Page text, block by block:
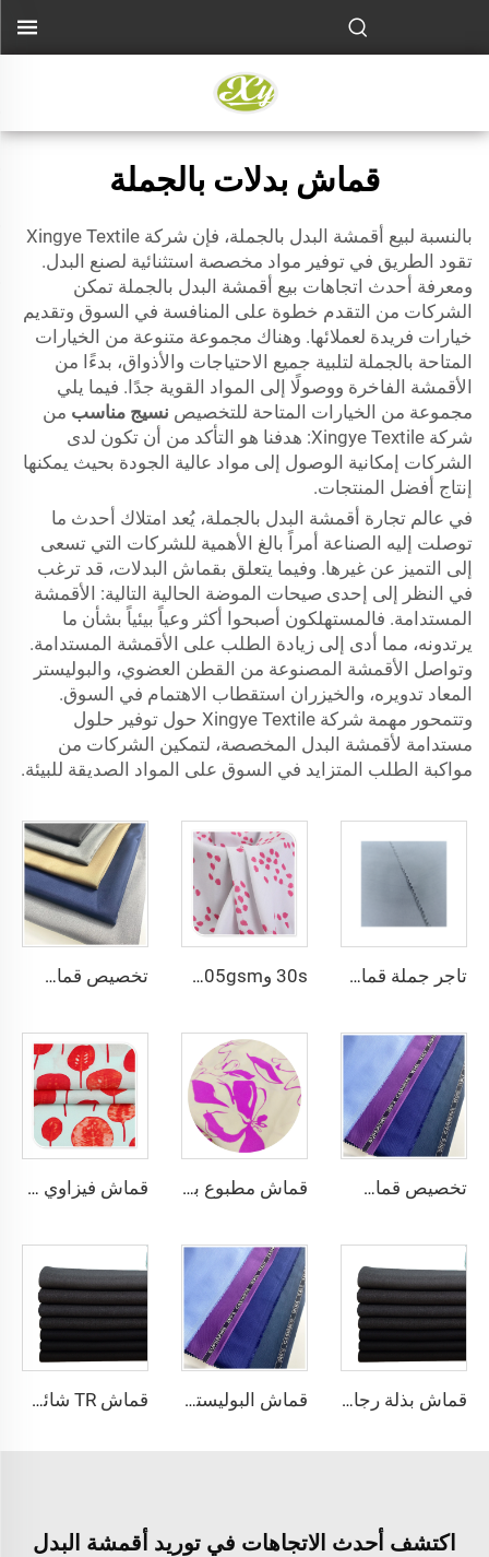
قماش بدلات بالجملة
بالنسبة لبيع أقمشة البدل بالجملة، فإن شركة Xingye Textile
تقود الطريق في توفير مواد مخصصة استثنائية لصنع البدل.
ومعرفة أحدث اتجاهات بيع أقمشة البدل بالجملة تمكن
الشركات من التقدم خطوة على المنافسة في السوق وتقديم
خيارات فريدة لعملائها. وهناك مجموعة متنوعة من الخيارات
المتاحة بالجملة لتلبية جميع الاحتياجات والأذواق، بدءًا من
الأقمشة الفاخرة ووصولًا إلى المواد القوية جدًا. فيما يلي
مجموعة من الخيارات المتاحة للتخصيص نسيج مناسب من
شركة Xingye Textile: هدفنا هو التأكد من أن تكون لدى
الشركات إمكانية الوصول إلى مواد عالية الجودة بحيث يمكنها
إنتاج أفضل المنتجات.
في عالم تجارة أقمشة البدل بالجملة، يُعد امتلاك أحدث ما
توصلت إليه الصناعة أمراً بالغ الأهمية للشركات التي تسعى
إلى التميز عن غيرها. وفيما يتعلق بقماش البدلات، قد ترغب
في النظر إلى إحدى صيحات الموضة الحالية التالية: الأقمشة
المستدامة. فالمستهلكون أصبحوا أكثر وعياً بيئياً بشأن ما
يرتدونه، مما أدى إلى زيادة الطلب على الأقمشة المستدامة.
وتواصل الأقمشة المصنوعة من القطن العضوي، والبوليستر
المعاد تدويره، والخيزران استقطاب الاهتمام في السوق.
وتتمحور مهمة شركة Xingye Textile حول توفير حلول
مستدامة لأقمشة البدل المخصصة، لتمكين الشركات من
مواكبة الطلب المتزايد في السوق على المواد الصديقة للبيئة.
تاجر جملة قماش الألياف الدقيقة للرجال قماش بوليستر مجوف قماش toyobo قميص ثوب عربي 30s و45s 105gsm تصميم جميل صباغة عادية لموضة فساتين وقمصان السيدات مصنوع من البوليستر بنسبة 100% تخصيص قماش البدلات بنسبة 20% فيزاوس و80% بوليستر، قماش البوليستر والرايون TR Toyobo المخصص للبدلات
تخصيص قماش البوليستر والفيزاوس المناسب للبدلات والمخصص لملابس الموظفين مع حافة إنجليزية قماش مطبوع بالصبغة لعام 2024 مصنوع من بوليستر 100٪ CEY، وزنه 165 جرام لكل متر مربع، مع زخرفة أزهار ونقش Uragiri CEY قماش فيزاوي مطبوع بنقوش زهرية صباغة عادية للقمصان والفساتين مصنوع من البوليستر بنسبة 100%
قماش بذلة رجالية من صوف الكشمير التويد مع حدود إنجليزية قماش البوليستر الفسكوز / TR للبدلات قماش TR شائع للتنورة الرجالية، قماش TR عالي الجودة للتصدير بالجملة من الصين بألوان جميلة ومتوفر من المصنع
اكتشف أحدث الاتجاهات في توريد أقمشة البدل